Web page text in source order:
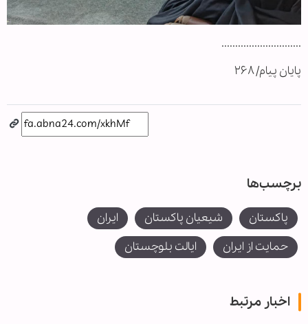
.............................
پایان پیام/ ۲۶۸
برچسب‌ها
پاکستان شیعیان پاکستان
ایران
حمایت از ایران
ایالت بلوچستان
اخبار مرتبط